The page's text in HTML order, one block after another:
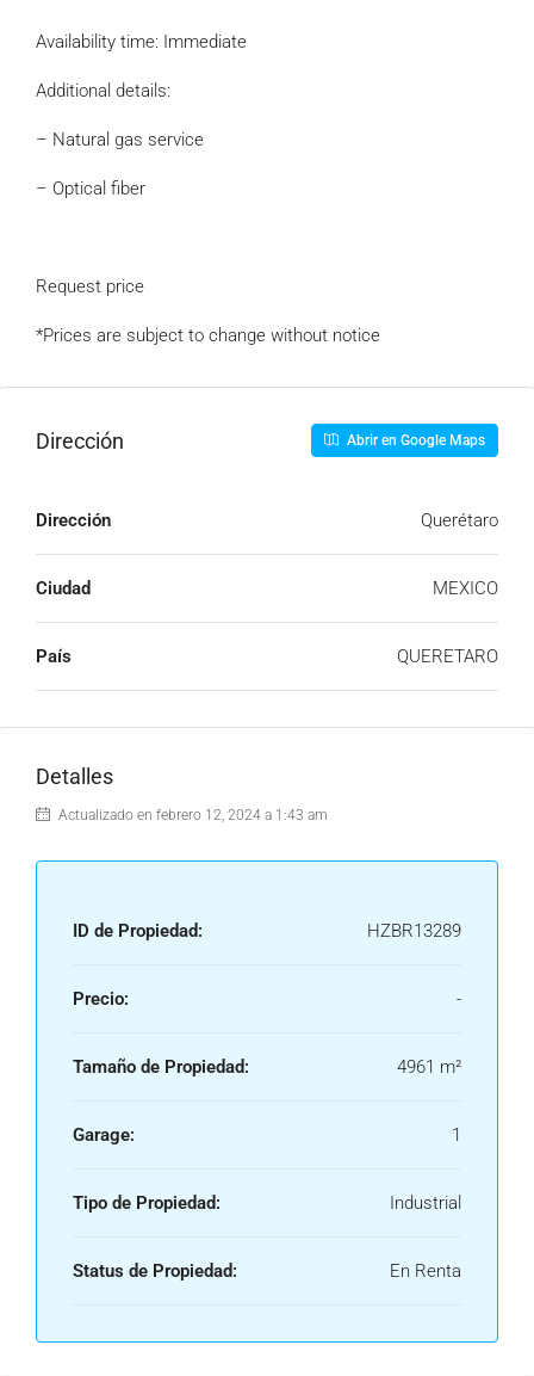
Availability time: Immediate
Additional details:
– Natural gas service
– Optical fiber
Request price
*Prices are subject to change without notice
Dirección Abrir en Google Maps
Dirección Querétaro
Ciudad MEXICO
País QUERETARO
Detalles
Actualizado en febrero 12, 2024 a 1:43 am
ID de Propiedad: HZBR13289
Precio: -
Tamaño de Propiedad: 4961 m²
Garage: 1
Tipo de Propiedad: Industrial
Status de Propiedad: En Renta